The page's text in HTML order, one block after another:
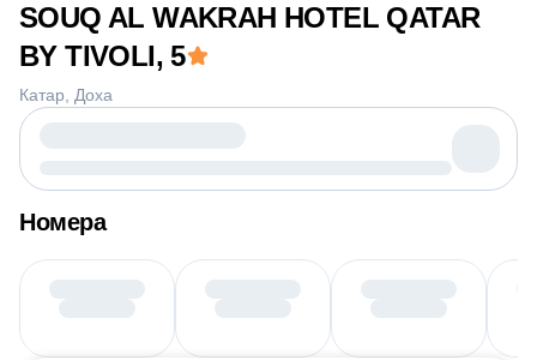
SOUQ AL WAKRAH HOTEL QATAR
BY TIVOLI, 5
Катар Доха
Номера